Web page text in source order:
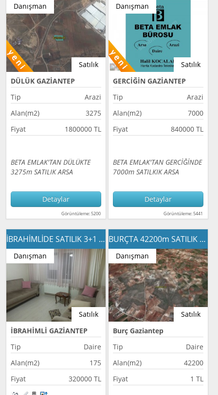
Satılık
Danışman
DÜLÜK GAZİANTEP
Tip
Arazi
Alan(m2)
3275
Fiyat
1800000 TL
BETA EMLAK'TAN DÜLÜKTE
3275m SATILIK ARSA
Detaylar
Görüntüleme: 5200
Satılık
Danışman
GERCİĞİN GAZİANTEP
Tip
Arazi
Alan(m2)
7000
Fiyat
840000 TL
BETA EMLAK'TAN GERCİĞİNDE
7000m SATILKIK ARSA
Detaylar
Görüntüleme: 5441
İBRAHİMLİDE SATILIK 3+1 DAİRE
Satılık
Danışman
İBRAHİMLİ GAZİANTEP
Tip
Daire
Alan(m2)
175
Fiyat
320000 TL
BURÇTA 42200m SATILIK ARSA
Satılık
Danışman
Burç Gaziantep
Tip
Daire
Alan(m2)
42200
Fiyat
1 TL